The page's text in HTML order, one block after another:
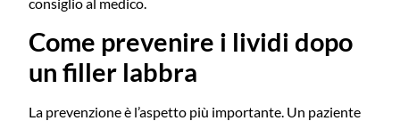
Come prevenire i lividi dopo
un filler labbra
La prevenzione è l’aspetto più importante. Un paziente